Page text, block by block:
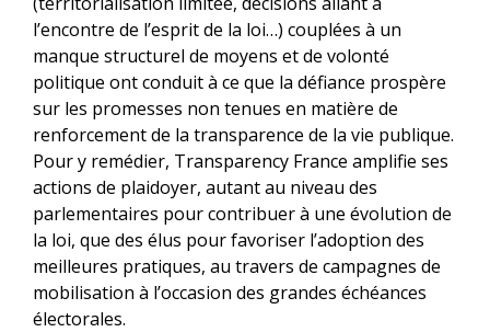
l’encontre de l’esprit de la loi…) couplées à un
manque structurel de moyens et de volonté
politique ont conduit à ce que la défiance prospère
sur les promesses non tenues en matière de
renforcement de la transparence de la vie publique.
Pour y remédier, Transparency France amplifie ses
actions de plaidoyer, autant au niveau des
parlementaires pour contribuer à une évolution de
la loi, que des élus pour favoriser l’adoption des
meilleures pratiques, au travers de campagnes de
mobilisation à l’occasion des grandes échéances
électorales.